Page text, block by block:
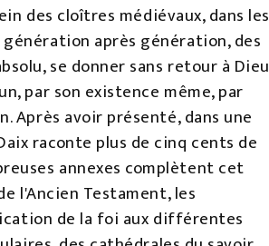
des cloîtres médiévaux, dans les
après génération, des
se donner sans retour à Dieu
par son existence même, par
Après avoir présenté, dans une
raconte plus de cinq cents de
annexes complètent cet
l'Ancien Testament, les
de la foi aux différentes